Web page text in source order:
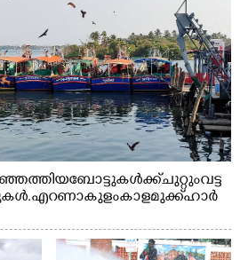
ബോട്ടുകൾക്ക് ചുറ്റും വട്ട
എറണാകുളം കാളമുക്ക് ഹാർ